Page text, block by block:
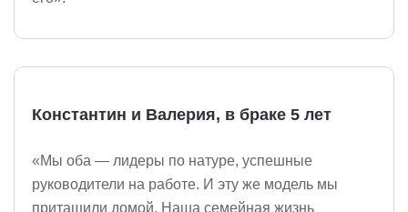
Константин и Валерия, в браке 5 лет
«Мы оба — лидеры по натуре, успешные
руководители на работе. И эту же модель мы
притащили домой. Наша семейная жизнь